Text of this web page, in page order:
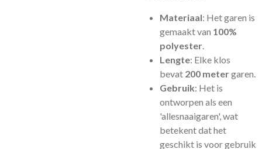
Materiaal: Het garen is
gemaakt van 100%
polyester.
Lengte: Elke klos
bevat 200 metergaren.
Gebruik: Het is
ontworpen als een
'allesnaaigaren', wat
betekent dat het
geschikt is voor gebruik